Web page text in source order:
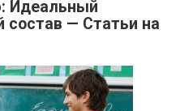
Идеальный
состав — Статьи на